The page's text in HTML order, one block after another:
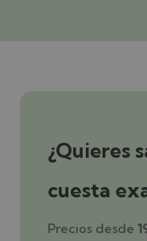
¿Quieres
cuesta
Precios desde